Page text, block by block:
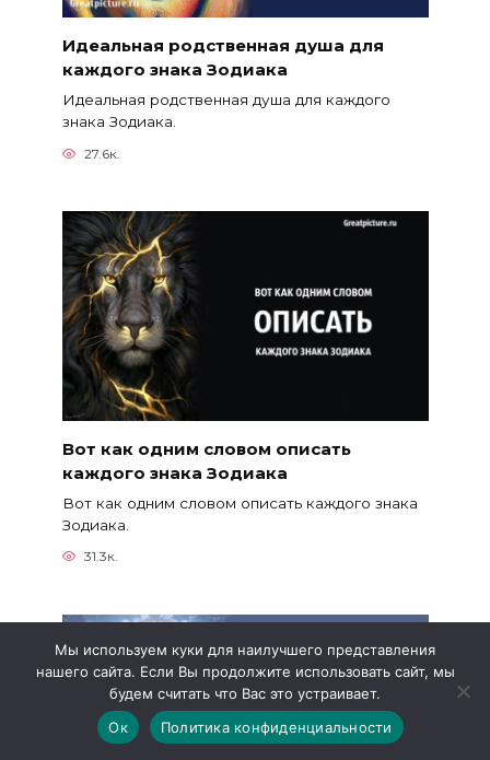
Идеальная родственная душа для
каждого знака Зодиака
Идеальная родственная душа для каждого
знака Зодиака.
27.6к.
Вот как одним словом описать
каждого знака Зодиака
Вот как одним словом описать каждого знака
Зодиака.
31.3к.
Мы используем куки для наилучшего представления
нашего сайта. Если Вы продолжите использовать сайт, мы
будем считать что Вас это устраивает.
Ок
Политика конфиденциальности